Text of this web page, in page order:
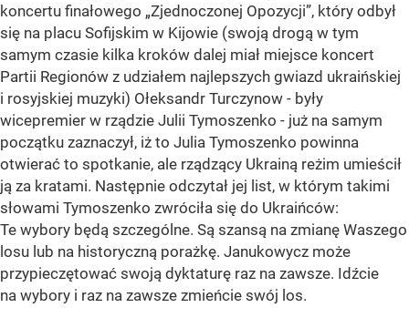
koncertu finałowego „Zjednoczonej Opozycji”, który odbył
się na placu Sofijskim w Kijowie (swoją drogą w tym
samym czasie kilka kroków dalej miał miejsce koncert
Partii Regionów z udziałem najlepszych gwiazd ukraińskiej
i rosyjskiej muzyki) Ołeksandr Turczynow - były
wicepremier w rządzie Julii Tymoszenko - już na samym
początku zaznaczył, iż to Julia Tymoszenko powinna
otwierać to spotkanie, ale rządzący Ukrainą reżim umieścił
ją za kratami. Następnie odczytał jej list, w którym takimi
słowami Tymoszenko zwróciła się do Ukraińców:
Te wybory będą szczególne. Są szansą na zmianę Waszego
losu lub na historyczną porażkę. Janukowycz może
przypieczętować swoją dyktaturę raz na zawsze. Idźcie
na wybory i raz na zawsze zmieńcie swój los.